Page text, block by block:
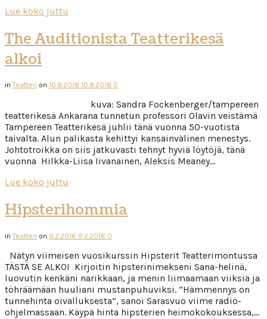
Lue koko juttu
The Auditionista Teatterikesä
alkoi
inTeatteri on 10.8.2018 10.8.2018 0
kuva: Sandra Fockenberger/tampereen
teatterikesä Ankarana tunnetun professori Olavin veistämä
Tampereen Teatterikesä juhlii tänä vuonna 50-vuotista
taivalta. Alun palikasta kehittyi kansainvälinen menestys.
Johtotroikka on siis jatkuvasti tehnyt hyviä löytöjä, tänä
vuonna Hilkka-Liisa Iivanainen, Aleksis Meaney…
Lue koko juttu
Hipsterihommia
inTeatteri on 9.2.2016 9.2.2016 0
Nätyn viimeisen vuosikurssin Hipsterit Teatterimontussa
TÄSTÄ SE ALKOI Kirjoitin hipsterinimekseni Sana-helinä,
luovutin kenkäni narikkaan, ja menin liimaamaan viiksiä ja
töhräämään huuliani mustanpuhuviksi. ”Hämmennys on
tunnehinta oivalluksesta”, sanoi Sarasvuo viime radio-
ohjelmassaan. Käypä hinta hipsterien heimokokouksessa,…